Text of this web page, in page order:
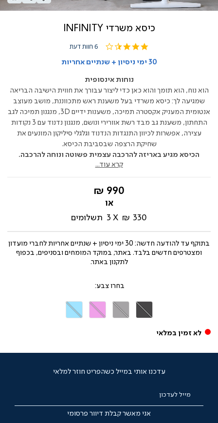
כיסא משרדי INFINITY
3.3
rating
6 חוות דעת
30 ימי ניסיון + שנתיים אחריות
נוחות אינסופית
הוא נוח, הוא תומך והוא כאן כדי ליצור עבורך את חווית הישיבה הבריאה
שמגיעה לך: כיסא משרדי בעל משענת ראש מתכווננת, מושב מעוצב
אנטומית המעניק אקסטרה תמיכה, משענות ידיים 3D, מנגנון תמיכה לגב
התחתון, משענת גב מבד רשת אוורירי ונושם, מנגנון נדנוד עם 3 נקודות
עצירה, אפשרות לכיוון התנגדות הנדנוד וגלגלי סיליקון המונעים את
שחיקת הרצפה שבסביבת הכיסא.
הכיסא מגיע באריזה להרכבה עצמית פשוטה ונוחה להרכבה.
קרא עוד...
החל
מ-
990 ₪
330 ₪
3 תשלומים
בתוקף עד
להודעה חדשה: 30 ימי ניסיון + שנתיים אחריות לחברי מועדון
ומצטרפים חדשים בלבד. באתר, במוקד המומחים ובסניפים, בכפוף
לתקנון באתר.
צבע
אפור
אפור
אדום
אפור
לא זמין במלאי
עדכנו אותי במייל כשהפריט חוזר למלאי
מייל לעדכון
אני מאשר קבלת דיוור פרסומי